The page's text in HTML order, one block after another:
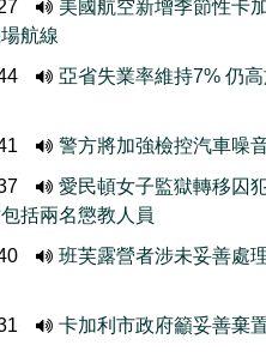
美國航空新增季節性卡
航線
亞省失業率維持7% 仍
警方將加強檢控汽車噪
愛民頓女子監獄轉移囚
括兩名懲教人員
班芙露營者涉未妥善處
卡加利市政府籲妥善棄